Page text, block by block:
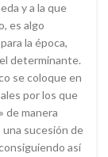
y a la que
es algo
la época,
determinante.
se coloque en
por los que
de manera
sucesión de
así